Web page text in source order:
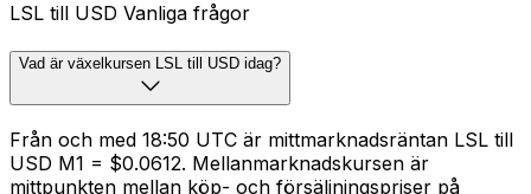
LSL till USD Vanliga frågor
Vad är växelkursen LSL till USD idag?
Från och med 18:50 UTC är mittmarknadsräntan LSL till
USD M1 = $0.0612. Mellanmarknadskursen är
mittpunkten mellan köp- och försäljningspriser på